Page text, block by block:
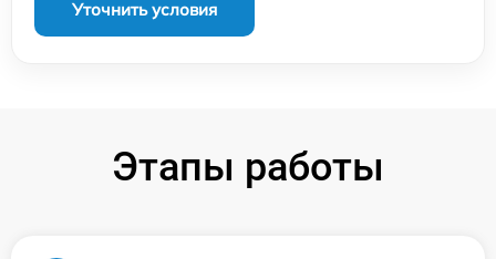
Уточнить условия
Этапы работы